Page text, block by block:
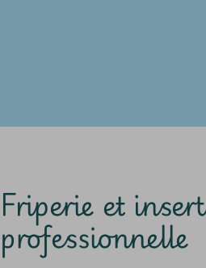
Friperie et
professionnelle